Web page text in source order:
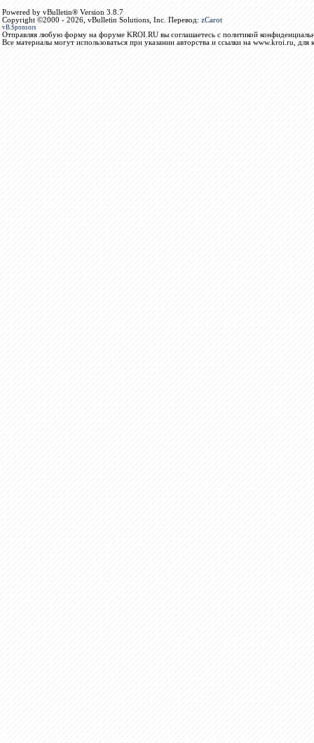
Powered by vBulletin® Version 3.8.7
Copyright ©2000 - 2026, vBulletin Solutions, Inc. Перевод: zCarot
vB.Sponsors
Отправляя любую форму на форуме KROI.RU вы соглашаетесь с политикой
Все материалы могут использоваться при указании авторства и ссылки на www.kroi.ru, для